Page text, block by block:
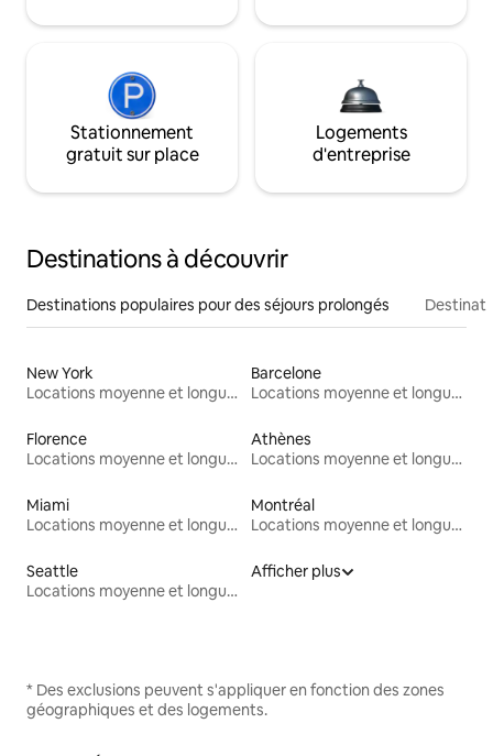
Stationnement
gratuit sur place
Logements
d'entreprise
Destinations à découvrir
Destinations populaires pour des séjours prolongés
New York
Locations moyenne et longue durée
Barcelone
Locations moyenne et longue durée
Florence
Locations moyenne et longue durée
Athènes
Locations moyenne et longue durée
Miami
Locations moyenne et longue durée
Montréal
Locations moyenne et longue durée
Seattle
Locations moyenne et longue durée
Afficher plus
* Des exclusions peuvent s'appliquer en fonction des zones
géographiques et des logements.